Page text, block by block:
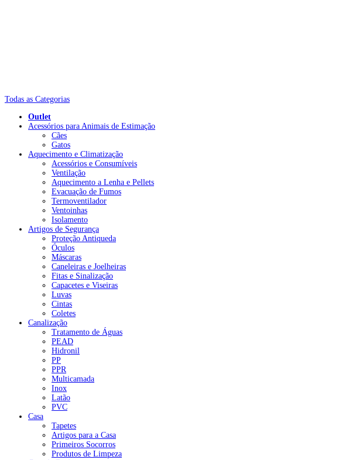
Todas as Categorias
Outlet
Acessórios para Animais de Estimação
Cães
Gatos
Aquecimento e Climatização
Acessórios e Consumíveis
Ventilação
Aquecimento a Lenha e Pellets
Evacuação de Fumos
Termoventilador
Ventoinhas
Isolamento
Artigos de Segurança
Proteção Antiqueda
Óculos
Máscaras
Caneleiras e Joelheiras
Fitas e Sinalização
Capacetes e Viseiras
Luvas
Cintas
Coletes
Canalização
Tratamento de Águas
PEAD
Hidronil
PP
PPR
Multicamada
Inox
Latão
PVC
Casa
Tapetes
Artigos para a Casa
Primeiros Socorros
Produtos de Limpeza